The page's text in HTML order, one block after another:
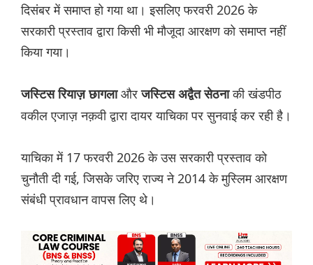
दिसंबर में समाप्त हो गया था। इसलिए फरवरी 2026 के
सरकारी प्रस्ताव द्वारा किसी भी मौजूदा आरक्षण को समाप्त नहीं
किया गया।
जस्टिस रियाज़ छागला औरजस्टिस अद्वैत सेठनाकी खंडपीठ
वकील एजाज़ नक़वी द्वारा दायर याचिका पर सुनवाई कर रही है।
याचिका में 17 फरवरी 2026 के उस सरकारी प्रस्ताव को
चुनौती दी गई, जिसके जरिए राज्य ने 2014 के मुस्लिम आरक्षण
संबंधी प्रावधान वापस लिए थे।